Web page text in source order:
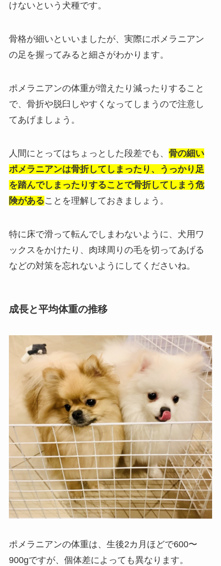
けないという犬種です。
骨格が細いといいましたが、実際にポメラニアン
の足を握ってみると細さがわかります。
ポメラニアンの体重が増えたり減ったりすること
で、骨折や脱臼しやすくなってしまうので注意し
てあげましょう。
人間にとってはちょっとした段差でも、 骨の細い
ポメラニアンは骨折してしまったり、うっかり足
を踏んでしまったりすることで骨折してしまう危
険があることを理解しておきましょう。
特に床で滑って転んでしまわないように、犬用ワ
ックスをかけたり、肉球周りの毛を切ってあげる
などの対策を忘れないようにしてくださいね。
成長と平均体重の推移
ポメラニアンの体重は、生後2カ月ほどで600〜
900gですが、個体差によっても異なります。